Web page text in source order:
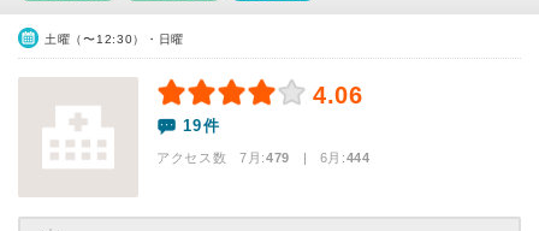
土曜（〜12:30）・日曜
4.06
19件
アクセス数 7月:479 | 6月:444